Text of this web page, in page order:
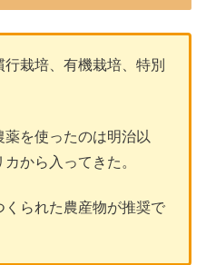
行栽培、有機栽培、特別
薬を使ったのは明治以
から入ってきた。
くられた農産物が推奨で